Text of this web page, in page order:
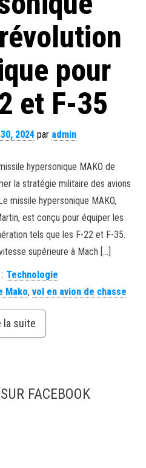
pour
et F-35
2024par admin
hypersonique MAKO de
la stratégie militaire des avions
missile hypersonique MAKO,
est conçu pour équiper les
tels que les F-22 et F-35.
supérieure à Mach […]
Technologie
Mako, vol en avion de chasse
la suite
FACEBOOK